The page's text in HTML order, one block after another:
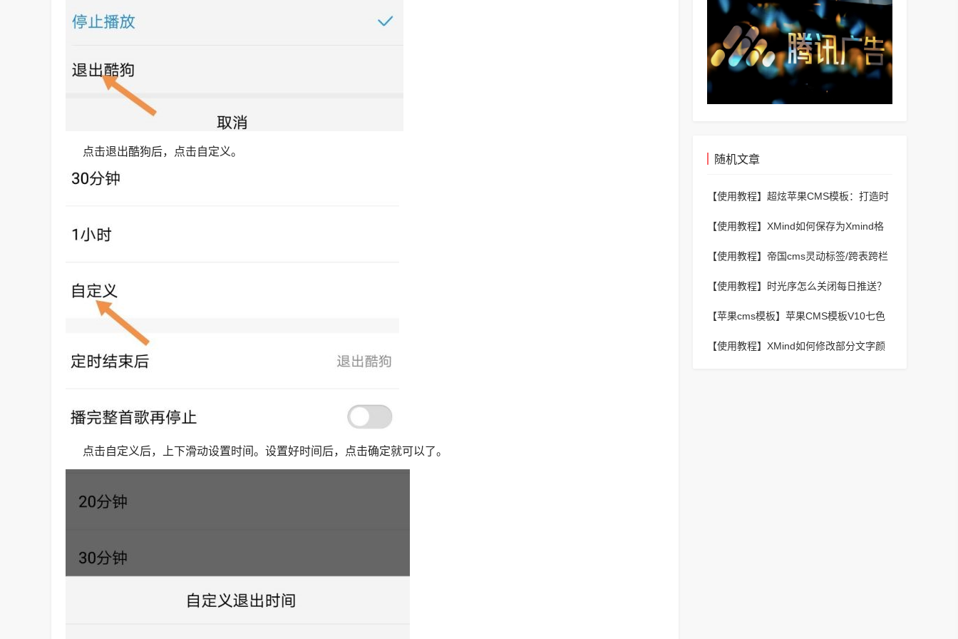
点击退出酷狗后，点击自定义。
点击自定义后，上下滑动设置时间。设置好时间后，点击确定就可以了。
随机文章
【使用教程】 超炫苹果CMS模板：打造时
【使用教程】 XMind如何保存为Xmind格
【使用教程】 帝国cms灵动标签/跨表跨栏
等显示B
【使用教程】
时光序怎么关闭每日推送？
【苹果cms模板】 苹果CMS模板V10七色
【使用教程】 XMind如何修改部分文字颜